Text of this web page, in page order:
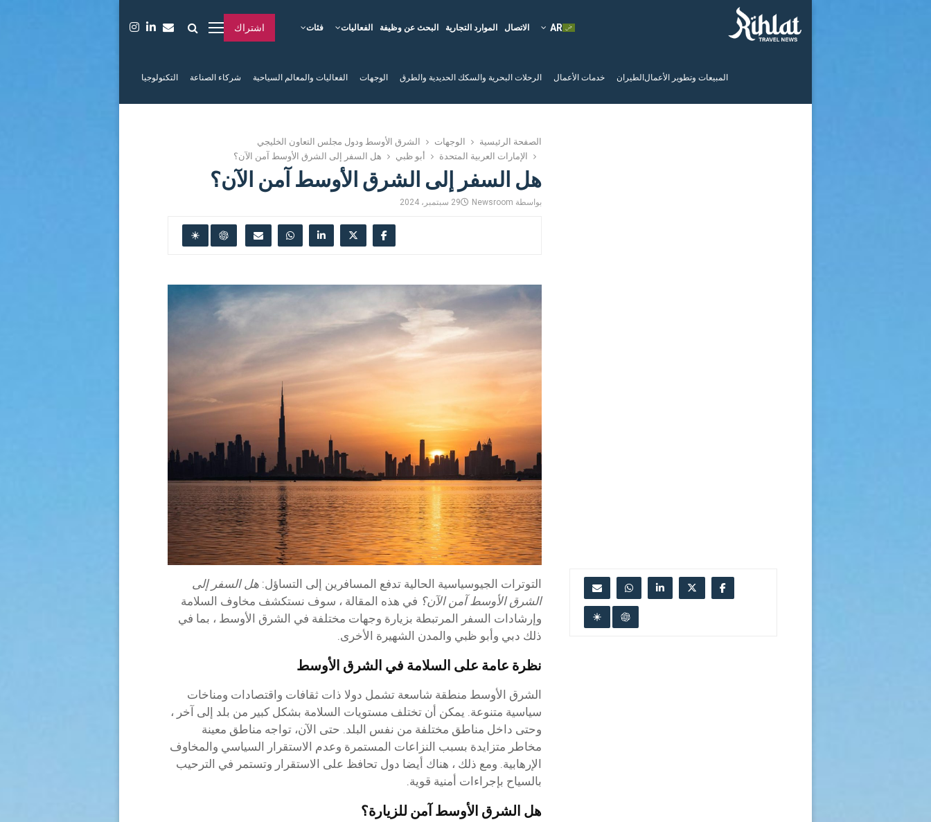
فئات الفعاليات البحث عن وظيفة الموارد التجارية الاتصال اشتراك
المبيعات وتطوير الأعمال الطيران خدمات الأعمال الرحلات البحرية والسكك الحديدية والطرق الوجهات الفعاليات والمعالم السياحية شركاء الصناعة التكنولوجيا
الصفحة الرئيسية الوجهات
الشرق الأوسط ودول مجلس التعاون الخليجي
الإمارات العربية المتحدة
أبو ظبي هل السفر إلى الشرق الأوسط آمن الآن؟
هل السفر إلى الشرق الأوسط آمن الآن؟
بواسطة Newsroom 29 سبتمبر، 2024
التوترات الجيوسياسية الحالية تدفع المسافرين إلى التساؤل: هل السفر إلى
الشرق الأوسط آمن الآن؟ في هذه المقالة ، سوف نستكشف مخاوف السلامة
وإرشادات السفر المرتبطة بزيارة وجهات مختلفة في الشرق الأوسط ، بما في
ذلك دبي وأبو ظبي والمدن الشهيرة الأخرى.
نظرة عامة على السلامة في الشرق الأوسط
الشرق الأوسط منطقة شاسعة تشمل دولا ذات ثقافات واقتصادات ومناخات
سياسية متنوعة. يمكن أن تختلف مستويات السلامة بشكل كبير من بلد إلى آخر ،
وحتى داخل مناطق مختلفة من نفس البلد. حتى الآن، تواجه مناطق معينة
مخاطر متزايدة بسبب النزاعات المستمرة وعدم الاستقرار السياسي والمخاوف
الإرهابية. ومع ذلك ، هناك أيضا دول تحافظ على الاستقرار وتستمر في الترحيب
بالسياح بإجراءات أمنية قوية.
هل الشرق الأوسط آمن للزيارة؟